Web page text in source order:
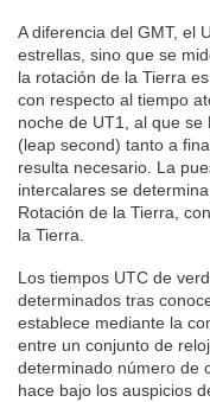
A diferencia del GMT, el
estrellas, sino que se
la rotación de la Tierra
con respecto al tiempo
noche de UT1, al que
(leap second) tanto a
resulta necesario. La
intercalares se
Rotación de la Tierra,
la Tierra.
Los tiempos UTC de
determinados tras
establece mediante la
entre un conjunto de
determinado número de
hace bajo los auspicios